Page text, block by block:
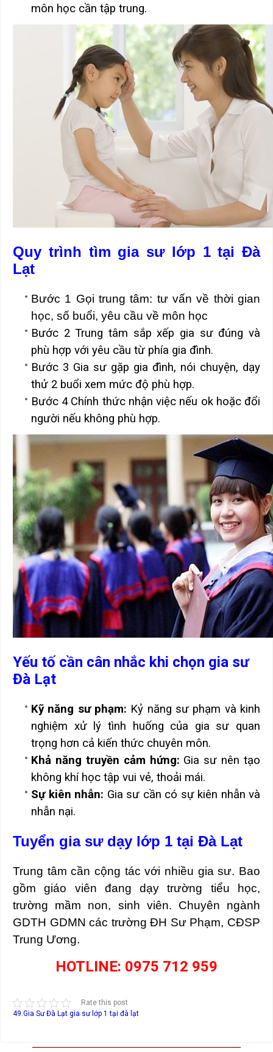
môn học cần tập trung.
Quy trình tìm gia sư lớp 1 tại Đà
Lạt
Bước 1 Gọi trung tâm: tư vấn về thời gian
học, số buổi, yêu cầu về môn học
Bước 2 Trung tâm sắp xếp gia sư đúng và
phù hợp với yêu cầu từ phía gia đình.
Bước 3 Gia sư gặp gia đình, nói chuyện, dạy
thử 2 buổi xem mức độ phù hợp.
Bước 4 Chính thức nhận việc nếu ok hoặc đổi
người nếu không phù hợp.
Yếu tố cần cân nhắc khi chọn gia sư
Đà Lạt
Kỹ năng sư phạm: Kỷ năng sư phạm và kinh
nghiệm xử lý tình huống của gia sư quan
trọng hơn cả kiến thức chuyên môn.
Khả năng truyền cảm hứng: Gia sư nên tạo
không khí học tập vui vẻ, thoải mái.
Sự kiên nhẫn: Gia sư cần có sự kiên nhẫn và
nhẫn nại.
Tuyển gia sư dạy lớp 1 tại Đà Lạt
Trung tâm cần cộng tác với nhiều gia sư. Bao
gồm giáo viên đang dạy trường tiểu học,
trường mầm non, sinh viên. Chuyên ngành
GDTH GDMN các trường ĐH Sư Phạm, CĐSP
Trung Ương.
HOTLINE: 0975 712 959
Rate this post
49.Gia Sư Đà Lạt gia sư lớp 1 tại đà lạt